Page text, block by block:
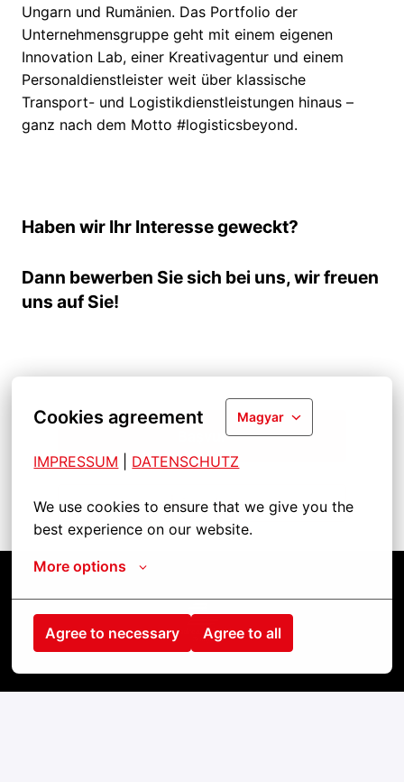
Cookies agreement Magyar
IMPRESSUM DATENSCHUTZ
We use cookies to ensure that we give you the
best experience on our website.
More options
Agree to necessary Agree to all
Ungarn und Rumänien. Das Portfolio der
Unternehmensgruppe geht mit einem eigenen
Innovation Lab, einer Kreativagentur und einem
Personaldienstleister weit über klassische
Transport- und Logistikdienstleistungen hinaus –
ganz nach dem Motto #logisticsbeyond.
Haben wir Ihr Interesse geweckt?
Dann bewerben Sie sich bei uns, wir freuen
uns auf Sie!
Başvur
İşi paylaş
Kezdőlap